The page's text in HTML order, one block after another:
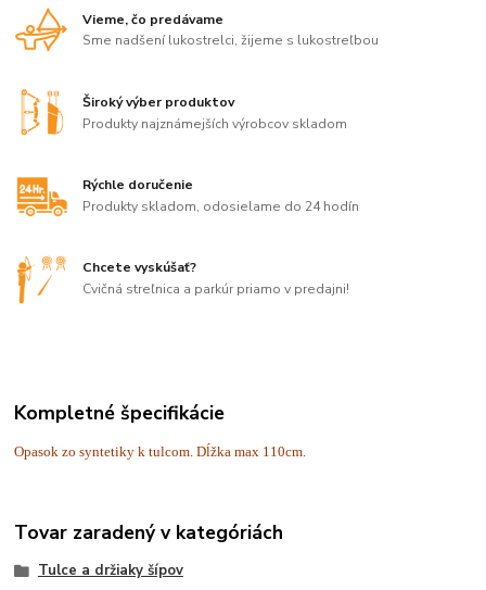
Vieme, čo predávame
Sme nadšení lukostrelci, žijeme s lukostreľbou
Široký výber produktov
Produkty najznámejších výrobcov skladom
Rýchle doručenie
Produkty skladom, odosielame do 24 hodín
Chcete vyskúšať?
Cvičná streľnica a parkúr priamo v predajni!
Kompletné špecifikácie
Opasok zo syntetiky k tulcom. Dĺžka max 110cm.
Tovar zaradený v kategóriách
Tulce a držiaky šípov